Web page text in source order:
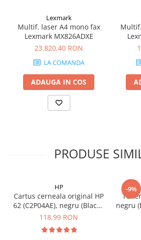
Alte periferice
Accesorii PC
Routere
Switch-uri
Access Point-uri
Cabluri retea
Conectori & mufe retea
Patch panel-uri
Injectoare PoE
Modemuri
Antene & amplificatoare semnal
fiabilitatea pe termen lung a sistemului de
o sustenabilitate superioară - toate acestea
imprimare inovator, care nu necesită
Lexmark
Multif. laser A4 mono fax
Lexmark MX826ADXE
23.820,40 RON
LA COMANDA
ADAUGA IN COS
PRODUSE
HP
Cartus cerneala original HP
62 (C2P04AE), negru (Black),
200 pagini
118,99 RON
-9%
negru